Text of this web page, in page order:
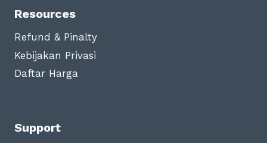
Resources
Refund & Pinalty
Kebijakan Privasi
Daftar Harga
Support